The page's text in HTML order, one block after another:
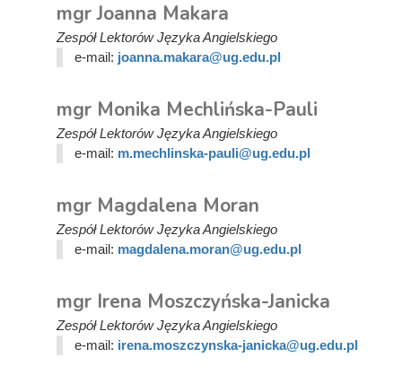
mgr Joanna Makara
Zespół Lektorów Języka Angielskiego
e-mail: joanna.makara@ug.edu.pl
mgr Monika Mechlińska-Pauli
Zespół Lektorów Języka Angielskiego
e-mail: m.mechlinska-pauli@ug.edu.pl
mgr Magdalena Moran
Zespół Lektorów Języka Angielskiego
e-mail: magdalena.moran@ug.edu.pl
mgr Irena Moszczyńska-Janicka
Zespół Lektorów Języka Angielskiego
e-mail: irena.moszczynska-janicka@ug.edu.pl